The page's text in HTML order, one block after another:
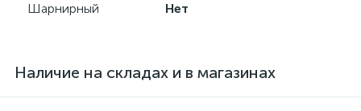
Шарнирный
Нет
Наличие на складах и в магазинах